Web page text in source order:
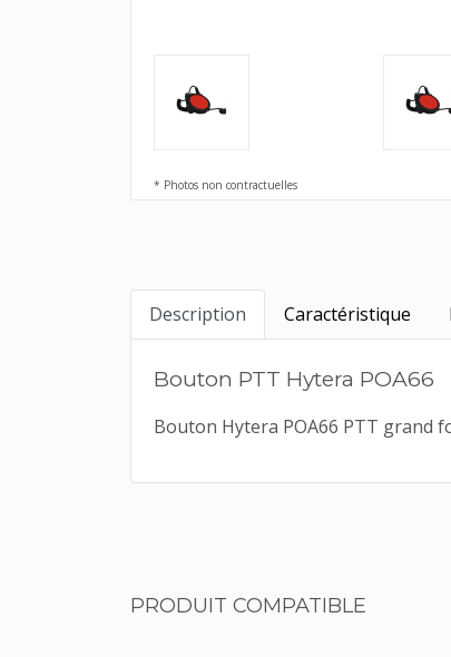
* Photos non contractuelles
Description Caractéristique
Bouton PTT Hytera POA66
Bouton Hytera POA66 PTT grand
PRODUIT COMPATIBLE